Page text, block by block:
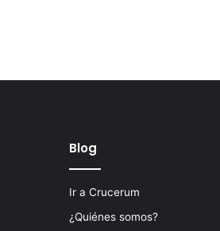
Blog
Ir a Crucerum
¿Quiénes somos?